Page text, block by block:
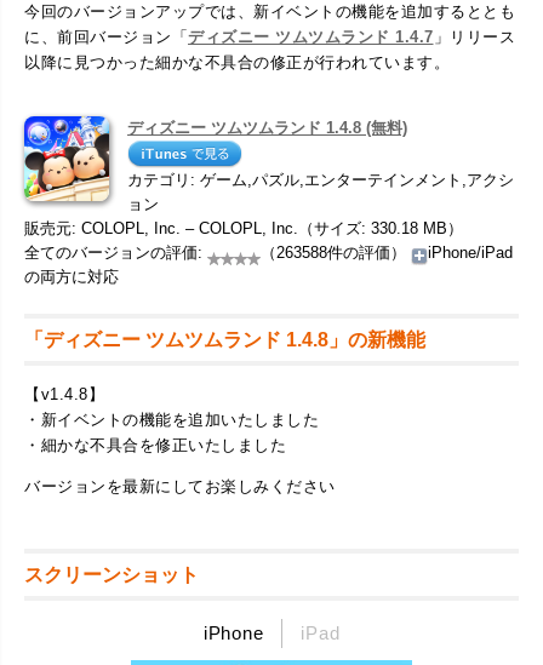
今回のバージョンアップでは、新イベントの機能を追加するととも
に、前回バージョン「ディズニー ツムツムランド 1.4.7 」リリース
以降に見つかった細かな不具合の修正が行われています。
ディズニー ツムツムランド 1.4.8 (無料)
カテゴリ: ゲーム,パズル,エンターテインメント,アクシ
ョン
販売元: COLOPL, Inc. – COLOPL, Inc.（サイズ: 330.18 MB）
全てのバージョンの評価:
（263588件の評価）
iPhone/iPad
の両方に対応
「ディズニー ツムツムランド 1.4.8」の新機能
【v1.4.8】
・新イベントの機能を追加いたしました
・細かな不具合を修正いたしました
バージョンを最新にしてお楽しみください
スクリーンショット
iPhone iPad